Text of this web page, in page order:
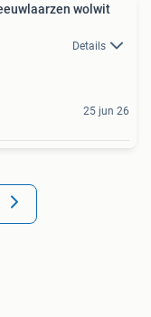
wolwit
Details
25 jun 26